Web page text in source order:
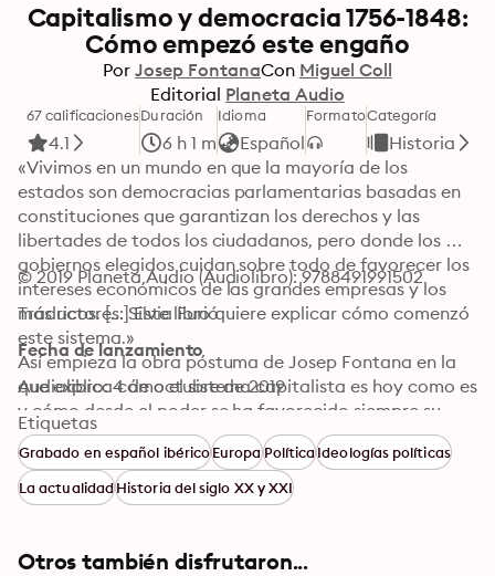
Capitalismo y democracia 1756-1848:
Cómo empezó este engaño
Por Josep FontanaCon Miguel Coll
Editorial Planeta Audio
67 calificaciones
4.1
Duración
6 h 1 m
Idioma
Español
FormatoCategoría
Historia
«Vivimos en un mundo en que la mayoría de los
estados son democracias parlamentarias basadas en
constituciones que garantizan los derechos y las
libertades de todos los ciudadanos, pero donde los
gobiernos elegidos cuidan sobre todo de favorecer los
intereses económicos de las grandes empresas y los
más ricos. [...] Este libro quiere explicar cómo comenzó
este sistema.»
Así empieza la obra póstuma de Josep Fontana en la
que explica cómo el sistema capitalista es hoy como es
y cómo desde el poder se ha favorecido siempre su
desarrollo a costa del bienestar social. Un desarrollo
que se basó inicialmente en arrebatar la tierra y los
recursos naturales a quienes los usaban
comunalmente, y en liquidar las reglamentaciones
someterlos a nuevas reglas que hicieran posible
© 2019 Planeta Audio (Audiolibro): 9788491991502
Traductores: Silvia Furió
Fecha de lanzamiento
Audiolibro: 4 de octubre de 2019
Etiquetas
Grabado en español ibéricoEuropaPolíticaIdeologías políticas
La actualidadHistoria del siglo XX y XXI
Otros también disfrutaron...